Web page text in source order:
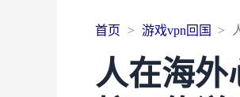
首页 游戏vpn回国
人在海外